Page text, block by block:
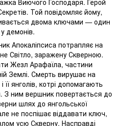
Той повідомляє йому,
двома ключами — один
демонів.
Апокаліпсиса потрапляє на
Світло, заражену Скверною.
Жезл Арафаїла, частини
Землі. Смерть вирушає на
янголів, котрі допомагають
З ним вершник повертається до
шлях до янгольської
не поспішає віддавати ключ,
усю Скверну. Насправді